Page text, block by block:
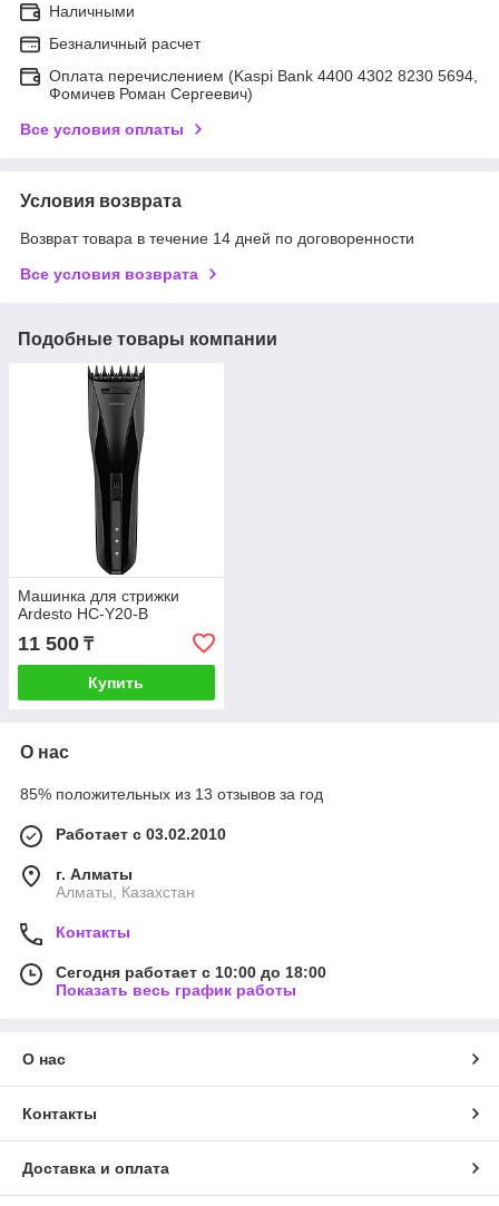
Наличными
Безналичный расчет
Оплата перечислением (Kaspi Bank 4400 4302 8230 5694,
Фомичев Роман Сергеевич)
Все условия оплаты
Условия возврата
Возврат товара в течение 14 дней по договоренности
Все условия возврата
Подобные товары компании
Машинка для стрижки
Ardesto HC-Y20-B
11 500 ₸
Купить
О нас
85% положительных из 13 отзывов за год
Работает с 03.02.2010
г. Алматы
Алматы, Казахстан
Контакты
Сегодня работает с 10:00 до 18:00
Показать весь график работы
О нас
Контакты
Доставка и оплата